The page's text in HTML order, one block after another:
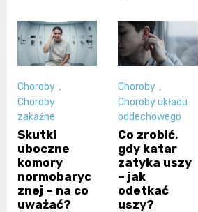
Choroby ,
Choroby
zakaźne
Skutki
uboczne
komory
normobaryc
znej – na co
uważać?
Choroby ,
Choroby układu
oddechowego
Co zrobić,
gdy katar
zatyka uszy
– jak
odetkać
uszy?